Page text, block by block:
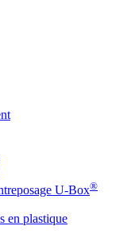
U-Box®
en plastique